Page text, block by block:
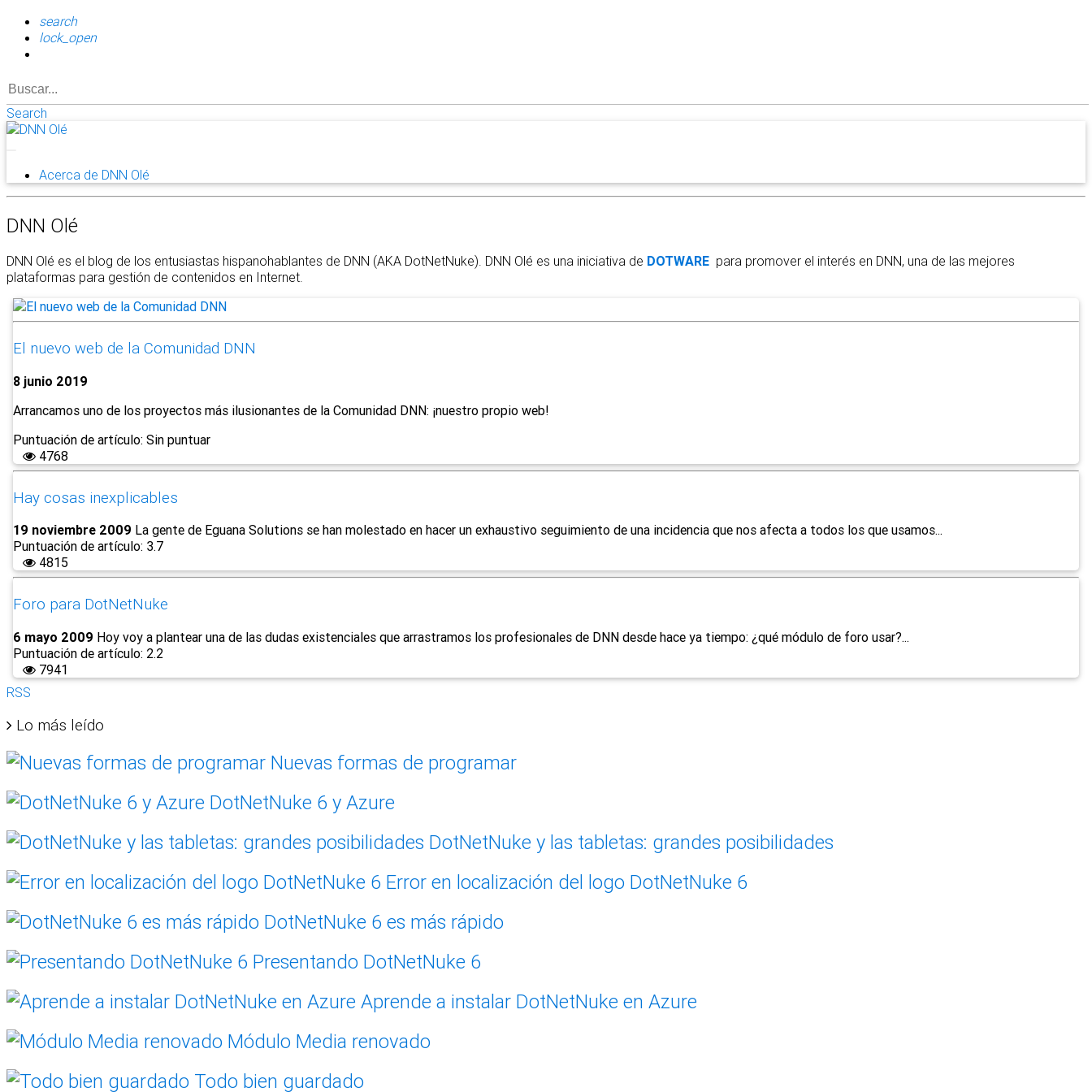
search
lock_open
Search
Acerca de DNN Olé
DNN Olé
DNN Olé es el blog de los entusiastas hispanohablantes de DNN (AKA DotNetNuke). DNN Olé es una iniciativa de DOTWARE para promover el interés en DNN, una de las mejores
plataformas para gestión de contenidos en Internet.
El nuevo web de la Comunidad DNN
8 junio 2019
Arrancamos uno de los proyectos más ilusionantes de la Comunidad DNN: ¡nuestro propio web!
Puntuación de artículo: Sin puntuar
4768
Hay cosas inexplicables
19 noviembre 2009 La gente de Eguana Solutions se han molestado en hacer un exhaustivo seguimiento de una incidencia que nos afecta a todos los que usamos...
Puntuación de artículo: 3.7
4815
Foro para DotNetNuke
6 mayo 2009 Hoy voy a plantear una de las dudas existenciales que arrastramos los profesionales de DNN desde hace ya tiempo: ¿qué módulo de foro usar?...
Puntuación de artículo: 2.2
7941
RSS
Lo más leído
Nuevas formas de programar
DotNetNuke 6 y Azure
DotNetNuke y las tabletas: grandes posibilidades
Error en localización del logo DotNetNuke 6
DotNetNuke 6 es más rápido
Presentando DotNetNuke 6
Aprende a instalar DotNetNuke en Azure
Módulo Media renovado
Todo bien guardado